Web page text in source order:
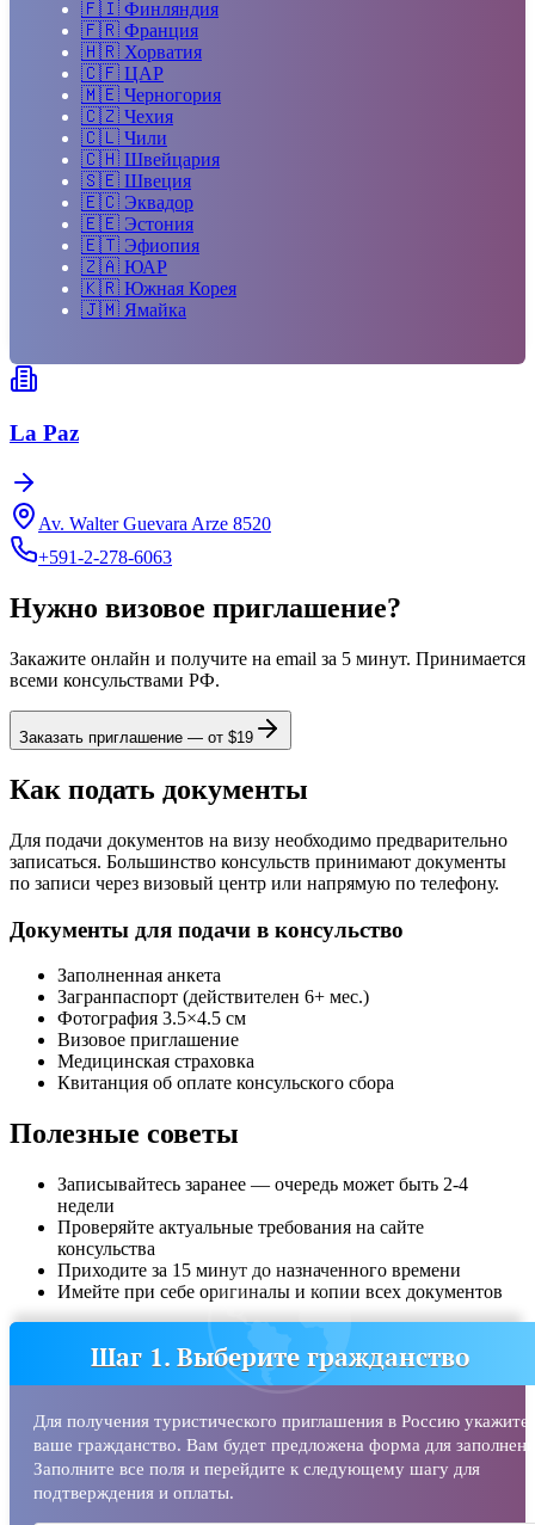
🇫🇮 Финляндия
🇫🇷 Франция
🇭🇷 Хорватия
🇨🇫 ЦАР
🇲🇪 Черногория
🇨🇿 Чехия
🇨🇱 Чили
🇨🇭 Швейцария
🇸🇪 Швеция
🇪🇨 Эквадор
🇪🇪 Эстония
🇪🇹 Эфиопия
🇿🇦 ЮАР
🇰🇷 Южная Корея
🇯🇲 Ямайка
La Paz
Av. Walter Guevara Arze 8520
+591-2-278-6063
Нужно визовое приглашение?
Закажите онлайн и получите на email за 5 минут. Принимается
всеми консульствами РФ.
Заказать приглашение — от $19
Как подать документы
Для подачи документов на визу необходимо предварительно
записаться. Большинство консульств принимают документы
по записи через визовый центр или напрямую по телефону.
Документы для подачи в консульство
Заполненная анкета
Загранпаспорт (действителен 6+ мес.)
Фотография 3.5×4.5 см
Визовое приглашение
Медицинская страховка
Квитанция об оплате консульского сбора
Полезные советы
Записывайтесь заранее — очередь может быть 2-4
недели
Проверяйте актуальные требования на сайте
консульства
Приходите за 15 минут до назначенного времени
Имейте при себе оригиналы и копии всех документов
Шаг 1. Выберите гражданство
Для получения туристического приглашения в Россию укажите
ваше гражданство. Вам будет предложена форма для
Заполните все поля и перейдите к следующему шагу для
подтверждения и оплаты.